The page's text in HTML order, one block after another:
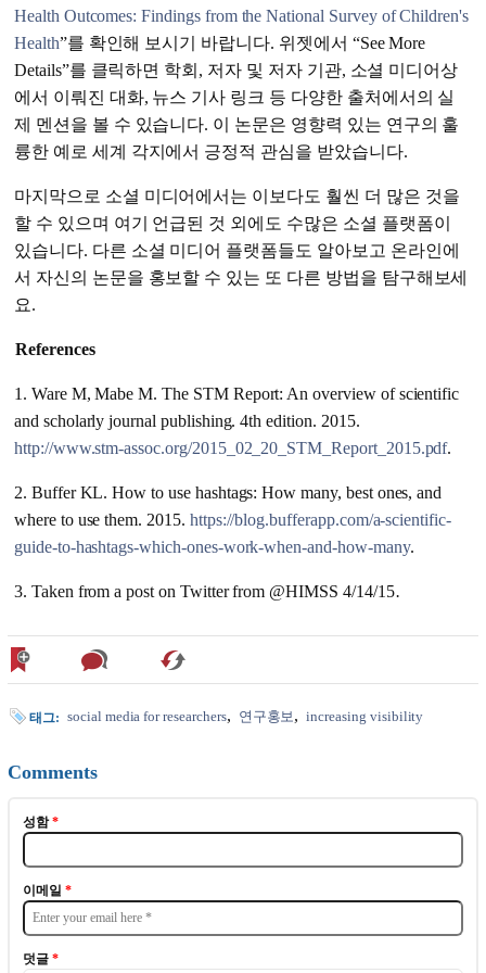
Health Outcomes: Findings from the National Survey of Children's
Health”를 확인해 보시기 바랍니다. 위젯에서 “See More
Details”를 클릭하면 학회, 저자 및 저자 기관, 소셜 미디어상
에서 이뤄진 대화, 뉴스 기사 링크 등 다양한 출처에서의 실
제 멘션을 볼 수 있습니다. 이 논문은 영향력 있는 연구의 훌
륭한 예로 세계 각지에서 긍정적 관심을 받았습니다.
마지막으로 소셜 미디어에서는 이보다도 훨씬 더 많은 것을
할 수 있으며 여기 언급된 것 외에도 수많은 소셜 플랫폼이
있습니다. 다른 소셜 미디어 플랫폼들도 알아보고 온라인에
서 자신의 논문을 홍보할 수 있는 또 다른 방법을 탐구해보세
요.
References
1. Ware M, Mabe M. The STM Report: An overview of scientific
and scholarly journal publishing. 4th edition. 2015.
http://www.stm-assoc.org/2015_02_20_STM_Report_2015.pdf.
2. Buffer KL. How to use hashtags: How many, best ones, and
where to use them. 2015. https://blog.bufferapp.com/a-scientific-
guide-to-hashtags-which-ones-work-when-and-how-many.
3. Taken from a post on Twitter from @HIMSS 4/14/15.
태그: social media for researchers 연구홍보 increasing visibility
Comments
성함*
이메일 *
덧글 *